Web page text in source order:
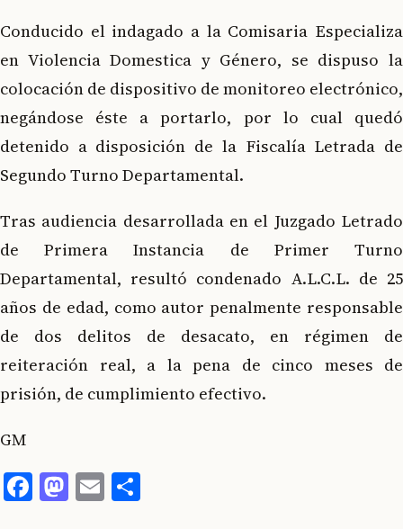
Conducido el indagado a la Comisaria Especializa
en Violencia Domestica y Género, se dispuso la
colocación de dispositivo de monitoreo electrónico,
negándose éste a portarlo, por lo cual quedó
detenido a disposición de la Fiscalía Letrada de
Segundo Turno Departamental.
Tras audiencia desarrollada en el Juzgado Letrado
de Primera Instancia de Primer Turno
Departamental, resultó condenado A.L.C.L. de 25
años de edad, como autor penalmente responsable
de dos delitos de desacato, en régimen de
reiteración real, a la pena de cinco meses de
prisión, de cumplimiento efectivo.
GM
Facebook
Mastodon
Email